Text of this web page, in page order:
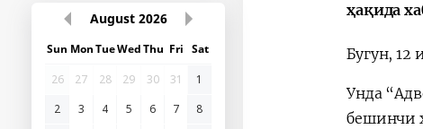
August 2026
Sun MonTueWedThu Fri Sat
26
27 28 29 30 31
1
2
3 4 5 6 7
8
ҳақида
Бугун,
Унда
бешинчи